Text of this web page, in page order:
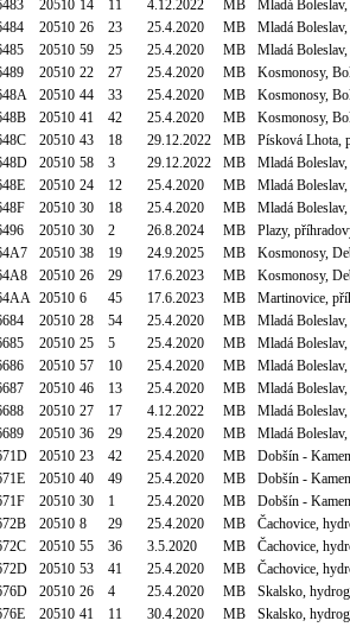
20510 14 11 4.12.2022 MB
Mladá
20510 26 23 25.4.2020 MB
Mladá
20510 59 25 25.4.2020 MB
Mladá
20510 22 27 25.4.2020 MB
Kosmonosy,
20510 44 33 25.4.2020 MB
Kosmonosy,
20510 41 42 25.4.2020 MB
Kosmonosy,
20510 43 18 29.12.2022 MB
Písková Lhota,
20510 58 3 29.12.2022 MB
Mladá
20510 24 12 25.4.2020 MB
Mladá
20510 30 18 25.4.2020 MB
Mladá
20510 30 2 26.8.2024 MB
Plazy,
20510 38 19 24.9.2025 MB
Kosmonosy,
20510 26 29 17.6.2023 MB
Kosmonosy,
20510 6 45 17.6.2023 MB
Martinovice,
20510 28 54 25.4.2020 MB
Mladá
20510 25 5 25.4.2020 MB
Mladá
20510 57 10 25.4.2020 MB
Mladá
20510 46 13 25.4.2020 MB
Mladá
20510 27 17 4.12.2022 MB
Mladá
20510 36 29 25.4.2020 MB
Mladá
20510 23 42 25.4.2020 MB
Dobšín -
20510 40 49 25.4.2020 MB
Dobšín -
20510 30 1 25.4.2020 MB
Dobšín -
20510 8 29 25.4.2020 MB
Čachovice,
20510 55 36 3.5.2020 MB
Čachovice,
20510 53 41 25.4.2020 MB
Čachovice,
20510 26 4 25.4.2020 MB
Skalsko,
20510 41 11 30.4.2020 MB
Skalsko,